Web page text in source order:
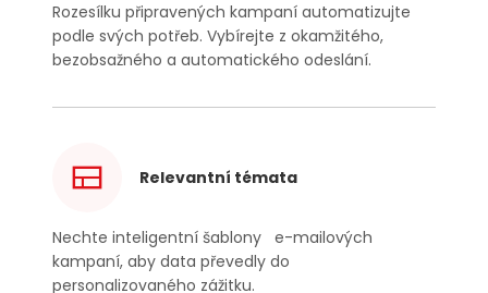
Rozesílku připravených kampaní automatizujte
podle svých potřeb. Vybírejte z okamžitého,
bezobsažného a automatického odeslání.
Relevantní témata
Nechte inteligentní šablony e-mailových
kampaní, aby data převedly do
personalizovaného zážitku.